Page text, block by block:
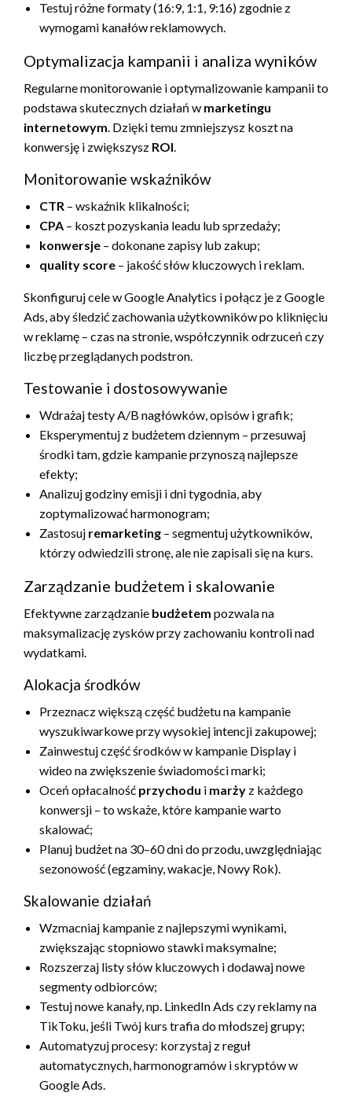
Testuj różne formaty (16:9, 1:1, 9:16) zgodnie z
wymogami kanałów reklamowych.
Optymalizacja kampanii i analiza wyników
Regularne monitorowanie i optymalizowanie kampanii to
podstawa skutecznych działań w marketingu
internetowym. Dzięki temu zmniejszysz koszt na
konwersję i zwiększysz ROI.
Monitorowanie wskaźników
CTR – wskaźnik klikalności;
CPA – koszt pozyskania leadu lub sprzedaży;
konwersje – dokonane zapisy lub zakup;
quality score – jakość słów kluczowych i reklam.
Skonfiguruj cele w Google Analytics i połącz je z Google
Ads, aby śledzić zachowania użytkowników po kliknięciu
w reklamę – czas na stronie, współczynnik odrzuceń czy
liczbę przeglądanych podstron.
Testowanie i dostosowywanie
Wdrażaj testy A/B nagłówków, opisów i grafik;
Eksperymentuj z budżetem dziennym – przesuwaj
środki tam, gdzie kampanie przynoszą najlepsze
efekty;
Analizuj godziny emisji i dni tygodnia, aby
zoptymalizować harmonogram;
Zastosuj remarketing – segmentuj użytkowników,
którzy odwiedzili stronę, ale nie zapisali się na kurs.
Zarządzanie budżetem i skalowanie
Efektywne zarządzanie budżetem pozwala na
maksymalizację zysków przy zachowaniu kontroli nad
wydatkami.
Alokacja środków
Przeznacz większą część budżetu na kampanie
wyszukiwarkowe przy wysokiej intencji zakupowej;
Zainwestuj część środków w kampanie Display i
wideo na zwiększenie świadomości marki;
Oceń opłacalność przychodu i marży z każdego
konwersji – to wskaże, które kampanie warto
skalować;
Planuj budżet na 30–60 dni do przodu, uwzględniając
sezonowość (egzaminy, wakacje, Nowy Rok).
Skalowanie działań
Wzmacniaj kampanie z najlepszymi wynikami,
zwiększając stopniowo stawki maksymalne;
Rozszerzaj listy słów kluczowych i dodawaj nowe
segmenty odbiorców;
Testuj nowe kanały, np. LinkedIn Ads czy reklamy na
TikToku, jeśli Twój kurs trafia do młodszej grupy;
Automatyzuj procesy: korzystaj z reguł
automatycznych, harmonogramów i skryptów w
Google Ads.